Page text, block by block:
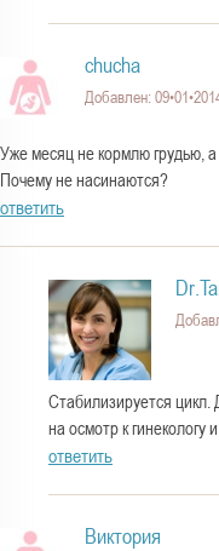
chucha
Добавлен:
Уже месяц не кормлю грудью,
Почему не насинаются?
ответить
Стабилизируется цикл.
на осмотр к гинекологу
ответить
Виктория